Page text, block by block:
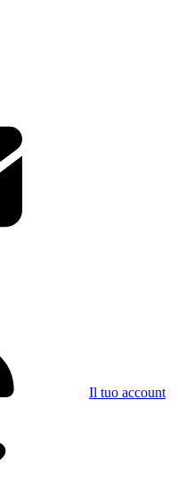
Il tuo account